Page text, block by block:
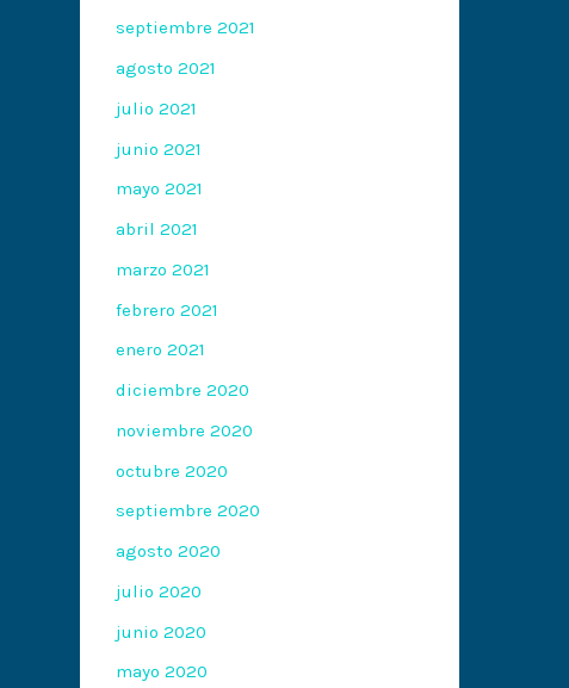
septiembre 2021
agosto 2021
julio 2021
junio 2021
mayo 2021
abril 2021
marzo 2021
febrero 2021
enero 2021
diciembre 2020
noviembre 2020
octubre 2020
septiembre 2020
agosto 2020
julio 2020
junio 2020
mayo 2020